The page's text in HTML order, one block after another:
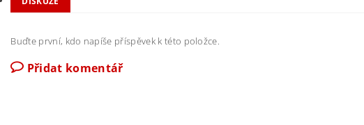
Buďte první, kdo napíše příspěvek k této položce.
Přidat komentář